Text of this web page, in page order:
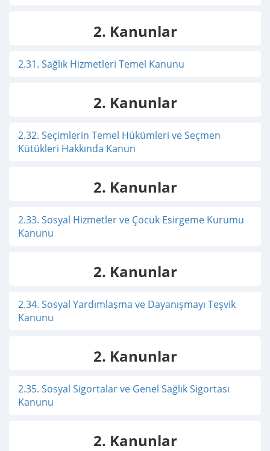
2. Kanunlar
2.31. Sağlık Hizmetleri Temel Kanunu
2. Kanunlar
2.32. Seçimlerin Temel Hükümleri ve Seçmen
Kütükleri Hakkında Kanun
2. Kanunlar
2.33. Sosyal Hizmetler ve Çocuk Esirgeme Kurumu
Kanunu
2. Kanunlar
2.34. Sosyal Yardımlaşma ve Dayanışmayı Teşvik
Kanunu
2. Kanunlar
2.35. Sosyal Sigortalar ve Genel Sağlık Sigortası
Kanunu
2. Kanunlar